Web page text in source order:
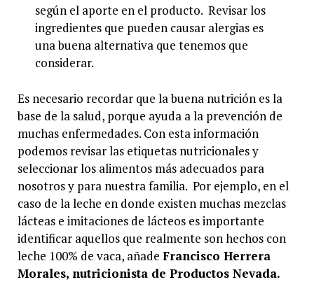
según el aporte en el producto. Revisar los
ingredientes que pueden causar alergias es
una buena alternativa que tenemos que
considerar.
Es necesario recordar que la buena nutrición es la
base de la salud, porque ayuda a la prevención de
muchas enfermedades. Con esta información
podemos revisar las etiquetas nutricionales y
seleccionar los alimentos más adecuados para
nosotros y para nuestra familia. Por ejemplo, en el
caso de la leche en donde existen muchas mezclas
lácteas e imitaciones de lácteos es importante
identificar aquellos que realmente son hechos con
leche 100% de vaca, añade Francisco Herrera
Morales, nutricionista de Productos Nevada.